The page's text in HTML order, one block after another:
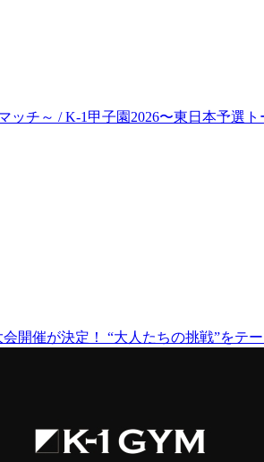
チ～ / K-1甲子園2026〜東日本予選
開催が決定！ “大人たちの挑戦”をテ